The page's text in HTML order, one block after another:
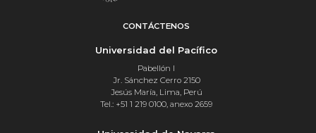
CONTÁCTENOS
Universidad del Pacífico
Pabellón I
Jr. Sánchez Cerro 2150
Jesús María, Lima, Perú
Tel.: +51 1 219 0100, anexo 2659